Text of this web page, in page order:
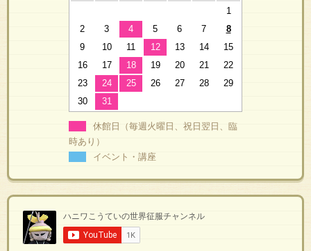
1
2
3 4 5 6 7
8
9
10 11 12 13 14
15
16
17 18 19 20 21
22
23
24 25 26 27 28
29
30
31
休館日（毎週火曜日、祝日翌日、臨
時あり）
イベント・講座